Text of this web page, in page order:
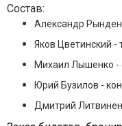
Состав:
Александр
Яков Цветинский -
Михаил Лышенко -
Юрий Бузилов -
Дмитрий